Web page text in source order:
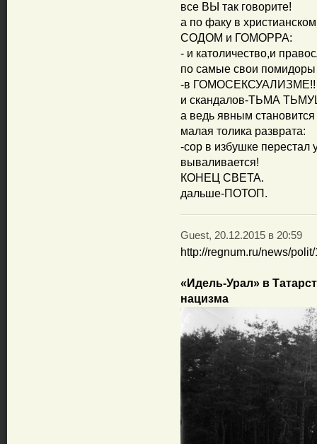
все ВЫ так говорите!
а по факу в
СОДОМ и ГОМОРРА:
- и католичество,и
по самые свои помидоры
-в ГОМОСЕКСУАЛИЗМЕ!!
и скандалов-ТЬМА
а ведь явным становится
малая толика разврата:
-сор в избушке перестал
вываливается!
КОНЕЦ СВЕТА.
дальше-ПОТОП.
Guest, 20.12.2015 в 20:59
http://regnum.ru/news/
«Идель-Урал» в
нацизма